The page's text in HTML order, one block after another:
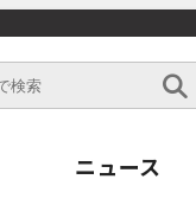
ニュース